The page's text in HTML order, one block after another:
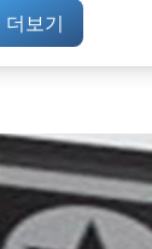
더보기